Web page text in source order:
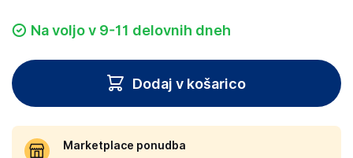
Na voljo v 9-11 delovnih dneh
Dodaj v košarico
Marketplace ponudba